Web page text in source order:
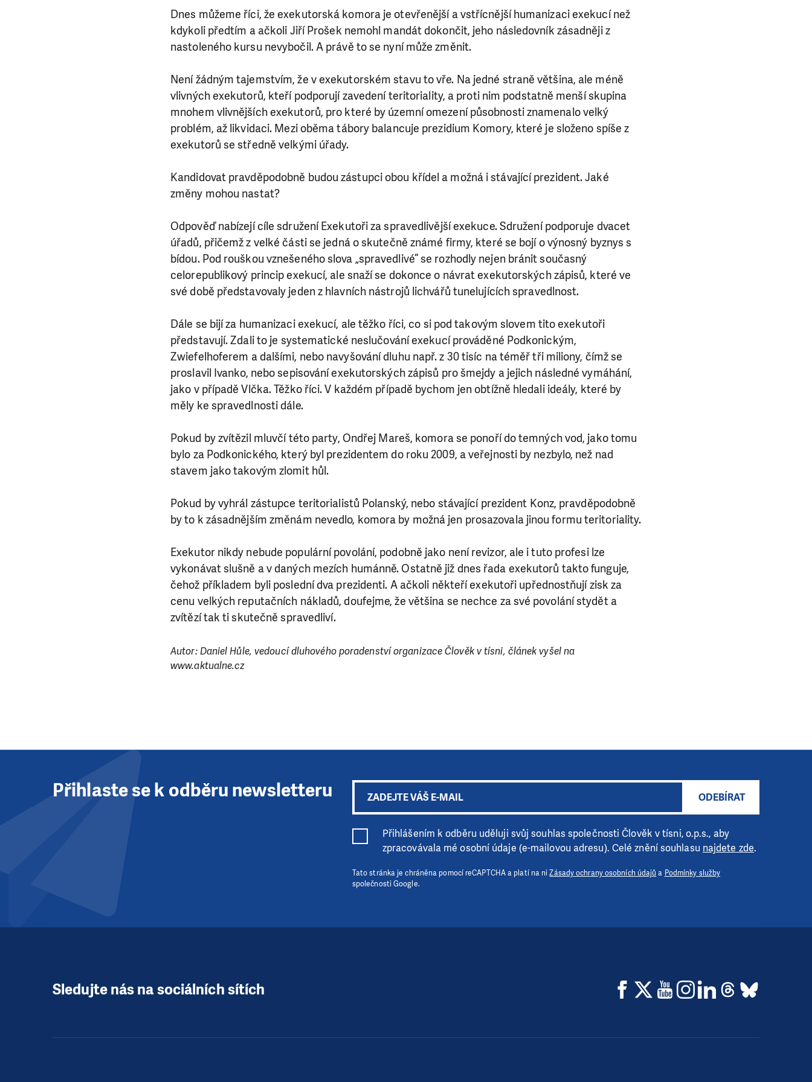
Dnes můžeme říci, že exekutorská komora je otevřenější a vstřícnější humanizaci exekucí než
kdykoli předtím a ačkoli Jiří Prošek nemohl mandát dokončit, jeho následovník zásadněji z
nastoleného kursu nevybočil. A právě to se nyní může změnit.
Není žádným tajemstvím, že v exekutorském stavu to vře. Na jedné straně většina, ale méně
vlivných exekutorů, kteří podporují zavedení teritoriality, a proti nim podstatně menší skupina
mnohem vlivnějších exekutorů, pro které by územní omezení působnosti znamenalo velký
problém, až likvidaci. Mezi oběma tábory balancuje prezidium Komory, které je složeno spíše z
exekutorů se středně velkými úřady.
Kandidovat pravděpodobně budou zástupci obou křídel a možná i stávající prezident. Jaké
změny mohou nastat?
Odpověď nabízejí cíle sdružení Exekutoři za spravedlivější exekuce. Sdružení podporuje dvacet
úřadů, přičemž z velké části se jedná o skutečně známé firmy, které se bojí o výnosný byznys s
bídou. Pod rouškou vznešeného slova „spravedlivé“ se rozhodly nejen bránit současný
celorepublikový princip exekucí, ale snaží se dokonce o návrat exekutorských zápisů, které ve
své době představovaly jeden z hlavních nástrojů lichvářů tunelujících spravedlnost.
Dále se bijí za humanizaci exekucí, ale těžko říci, co si pod takovým slovem tito exekutoři
představují. Zdali to je systematické neslučování exekucí prováděné Podkonickým,
Zwiefelhoferem a dalšími, nebo navyšování dluhu např. z 30 tisíc na téměř tři miliony, čímž se
proslavil Ivanko, nebo sepisování exekutorských zápisů pro šmejdy a jejich následné vymáhání,
jako v případě Vlčka. Těžko říci. V každém případě bychom jen obtížně hledali ideály, které by
měly ke spravedlnosti dále.
Pokud by zvítězil mluvčí této party, Ondřej Mareš, komora se ponoří do temných vod, jako tomu
bylo za Podkonického, který byl prezidentem do roku 2009, a veřejnosti by nezbylo, než nad
stavem jako takovým zlomit hůl.
Pokud by vyhrál zástupce teritorialistů Polanský, nebo stávající prezident Konz, pravděpodobně
by to k zásadnějším změnám nevedlo, komora by možná jen prosazovala jinou formu teritoriality.
Exekutor nikdy nebude populární povolání, podobně jako není revizor, ale i tuto profesi lze
vykonávat slušně a v daných mezích humánně. Ostatně již dnes řada exekutorů takto funguje,
čehož příkladem byli poslední dva prezidenti. A ačkoli někteří exekutoři upřednostňují zisk za
cenu velkých reputačních nákladů, doufejme, že většina se nechce za své povolání stydět a
zvítězí tak ti skutečně spravedliví.
Autor: Daniel Hůle, vedoucí dluhového poradenství organizace Člověk v tísni, článek vyšel na
www.aktualne.cz
LÍBÍ SE VÁM, CO DĚLÁME? PODPOŘTE NÁS!
Abychom mohli pomáhat smysluplně, neobejdeme se bez Vaší podpory. Ať už se nám
rozhodnete pomoci jedním darem nebo se stanete pravidelným dárcem Klubu přátel, Vaše
dary nám umožní pomoci vždy tam, kde je to nejvíce potřeba.
DAROVAT DAROVAT PRAVIDELNĚ
Přihlaste se k odběru newsletteru ODEBÍRAT
Přihlášením k odběru uděluji svůj souhlas společnosti Člověk v tísni, o.p.s., aby
zpracovávala mé osobní údaje (e-mailovou adresu). Celé znění souhlasu najdete zde.
Tato stránka je chráněna pomocí reCAPTCHA a platí na niZásady ochrany osobních údajů a Podmínky služby
společnosti Google.
Sledujte nás na sociálních sítích